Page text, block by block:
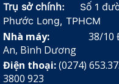
Trụ sở chính:
Số 1
Phước Long, TPHCM
Nhà máy: 38/10
An, Bình Dương
Điện thoại:(0274)
3800 923